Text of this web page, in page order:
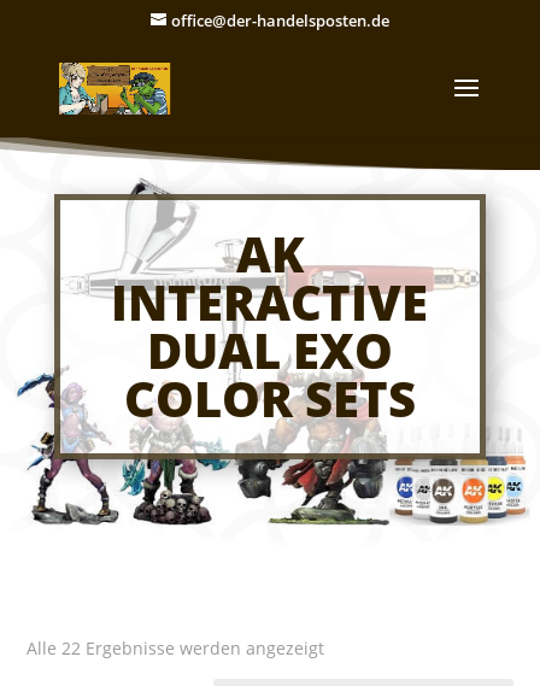
office@der-handelsposten.de
AK
INTERACTIVE
DUAL EXO
COLOR SETS
Alle 22 Ergebnisse werden angezeigt